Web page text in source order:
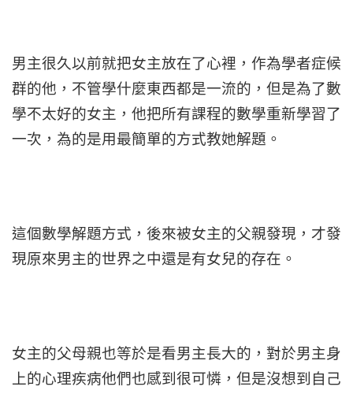
男主很久以前就把女主放在了心裡，作為學者症候
群的他，不管學什麼東西都是一流的，但是為了數
學不太好的女主，他把所有課程的數學重新學習了
一次，為的是用最簡單的方式教她解題。
這個數學解題方式，後來被女主的父親發現，才發
現原來男主的世界之中還是有女兒的存在。
女主的父母親也等於是看男主長大的，對於男主身
上的心理疾病他們也感到很可憐，但是沒想到自己